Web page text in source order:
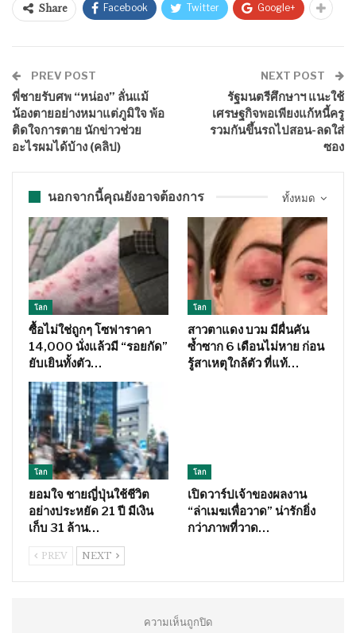
Share Facebook Twitter Google+
PREV POST
พี่ชายรับศพ “หน่อง” ลั่นแม้
น้องตายอย่างหมาแต่ภูมิใจ พ้อ
ติดใจการตาย นักข่าวช่วย
อะไรผมได้บ้าง (คลิป)
NEXT POST
รัฐมนตรีศึกษาฯ แนะใช้
เศรษฐกิจพอเพียงแก้หนี้ครู
รวมกันขึ้นรถไปสอน-ลดใส่
ซอง
ทั้งหมด
นอกจากนี้คุณยังอาจต้องการ
โลก
ซื้อไม่ใช่ถูกๆ โซฟาราคา
14,000 นั่งแล้วมี “รอยกัด”
ยับเยินทั้งตัว…
โลก
สาวตาแดง บวม มีผื่นคัน
ซ้ำซาก 6 เดือนไม่หาย ก่อน
รู้สาเหตุใกล้ตัว ที่แท้…
โลก
ยอมใจ ชายญี่ปุ่นใช้ชีวิต
อย่างประหยัด 21 ปี มีเงิน
เก็บ 31 ล้าน…
โลก
เปิดวาร์ปเจ้าของผลงาน
“ล่าเมฆเพื่อวาด” น่ารักยิ่ง
กว่าภาพที่วาด…
PREV NEXT
ความเห็นถูกปิด